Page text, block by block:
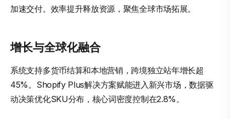
加速交付。效率提升释放资源，聚焦全球市场拓展。
增长与全球化融合
系统支持多货币结算和本地营销，跨境独立站年增长超
45%。Shopify Plus解决方案赋能进入新兴市场，数据驱
动决策优化SKU分布，核心词密度控制在2.8%。